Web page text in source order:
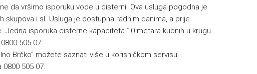
da vršimo isporuku vode u cisterni. Ova usluga pogodna je
i sl. Usluga je dostupna radnim danima, a prije
isporuka cisterne kapaciteta 10 metara kubnih u krugu
505 07.
Brčko“ možete saznati više u korisničkom servisu
505 07.